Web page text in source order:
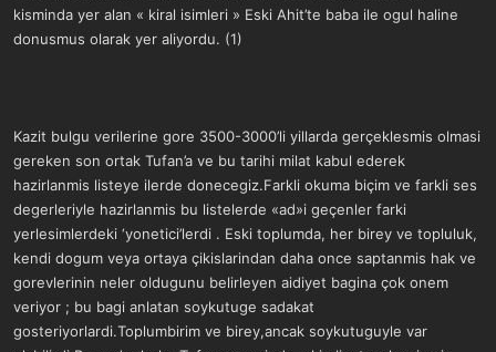
kisminda yer alan « kiral isimleri » Eski Ahit’te baba ile ogul haline
donusmus olarak yer aliyordu. (1)
Kazit bulgu verilerine gore 3500-3000’li yillarda gerçeklesmis olmasi
gereken son ortak Tufan’a ve bu tarihi milat kabul ederek
hazirlanmis listeye ilerde donecegiz.Farkli okuma biçim ve farkli ses
degerleriyle hazirlanmis bu listelerde «ad»i geçenler farki
yerlesimlerdeki ‘yonetici’lerdi . Eski toplumda, her birey ve topluluk,
kendi dogum veya ortaya çikislarindan daha once saptanmis hak ve
gorevlerinin neler oldugunu belirleyen aidiyet bagina çok onem
veriyor ; bu bagi anlatan soykutuge sadakat
gosteriyorlardi.Toplumbirim ve birey,ancak soykutuguyle var